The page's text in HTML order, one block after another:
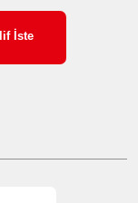
İste